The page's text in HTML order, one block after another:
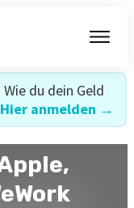
Wie du dein Geld
Hier anmelden →